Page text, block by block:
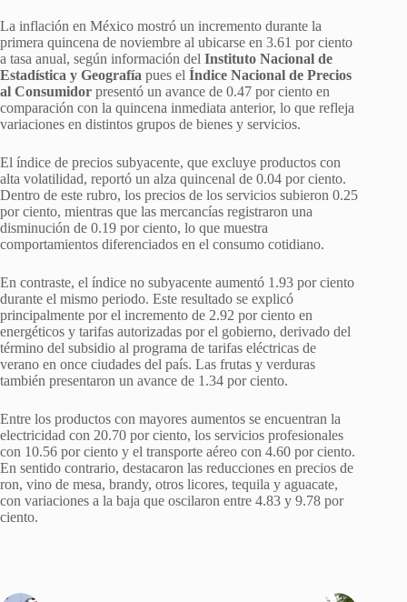
La inflación en México mostró un incremento durante la
primera quincena de noviembre al ubicarse en 3.61 por ciento
a tasa anual, según información del Instituto Nacional de
Estadística y Geografía pues el Índice Nacional de Precios
al Consumidor presentó un avance de 0.47 por ciento en
comparación con la quincena inmediata anterior, lo que refleja
variaciones en distintos grupos de bienes y servicios.
El índice de precios subyacente, que excluye productos con
alta volatilidad, reportó un alza quincenal de 0.04 por ciento.
Dentro de este rubro, los precios de los servicios subieron 0.25
por ciento, mientras que las mercancías registraron una
disminución de 0.19 por ciento, lo que muestra
comportamientos diferenciados en el consumo cotidiano.
En contraste, el índice no subyacente aumentó 1.93 por ciento
durante el mismo periodo. Este resultado se explicó
principalmente por el incremento de 2.92 por ciento en
energéticos y tarifas autorizadas por el gobierno, derivado del
término del subsidio al programa de tarifas eléctricas de
verano en once ciudades del país. Las frutas y verduras
también presentaron un avance de 1.34 por ciento.
Entre los productos con mayores aumentos se encuentran la
electricidad con 20.70 por ciento, los servicios profesionales
con 10.56 por ciento y el transporte aéreo con 4.60 por ciento.
En sentido contrario, destacaron las reducciones en precios de
ron, vino de mesa, brandy, otros licores, tequila y aguacate,
con variaciones a la baja que oscilaron entre 4.83 y 9.78 por
ciento.